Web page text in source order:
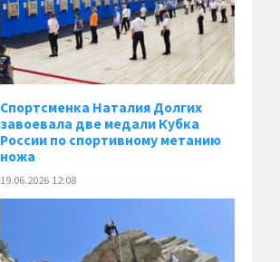
Спортсменка Наталия Долгих
завоевала две медали Кубка
России по спортивному метанию
ножа
19.06.2026 12:08